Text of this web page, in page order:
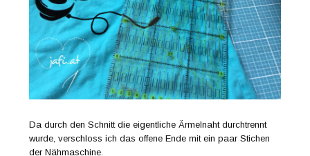
Da durch den Schnitt die eigentliche Ärmelnaht durchtrennt
wurde, verschloss ich das offene Ende mit ein paar Stichen
der Nähmaschine.